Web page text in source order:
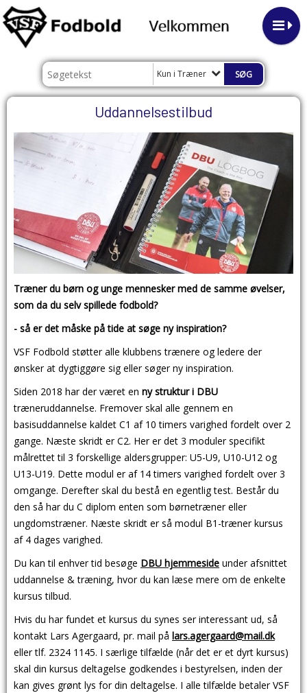
Kun i Træner
Uddannelsestilbud
Træner du børn og unge mennesker med de samme øvelser,
som da du selv spillede fodbold?
- så er det måske på tide at søge ny inspiration?
VSF Fodbold støtter alle klubbens trænere og ledere der
ønsker at dygtiggøre sig eller søger ny inspiration.
Siden 2018 har der været en ny struktur i DBU
træneruddannelse. Fremover skal alle gennem en
basisuddannelse kaldet C1 af 10 timers varighed fordelt over 2
gange. Næste skridt er C2. Her er det 3 moduler specifikt
målrettet til 3 forskellige aldersgrupper: U5-U9, U10-U12 og
U13-U19. Dette modul er af 14 timers varighed fordelt over 3
omgange. Derefter skal du bestå en egentlig test. Består du
den så har du C diplom enten som børnetræner eller
ungdomstræner. Næste skridt er så modul B1-træner kursus
af 4 dages varighed.
Du kan til enhver tid besøge DBU hjemmeside under afsnittet
uddannelse & træning, hvor du kan læse mere om de enkelte
kursus tilbud.
Hvis du har fundet et kursus du synes ser interessant ud, så
kontakt Lars Agergaard, pr. mail på lars.agergaard@mail.dk
eller tlf. 2324 1145. I særlige tilfælde (når det er et dyrt kursus)
skal din kursus deltagelse godkendes i bestyrelsen, inden der
kan gives grønt lys for din deltagelse. I alle tilfælde betaler VSF